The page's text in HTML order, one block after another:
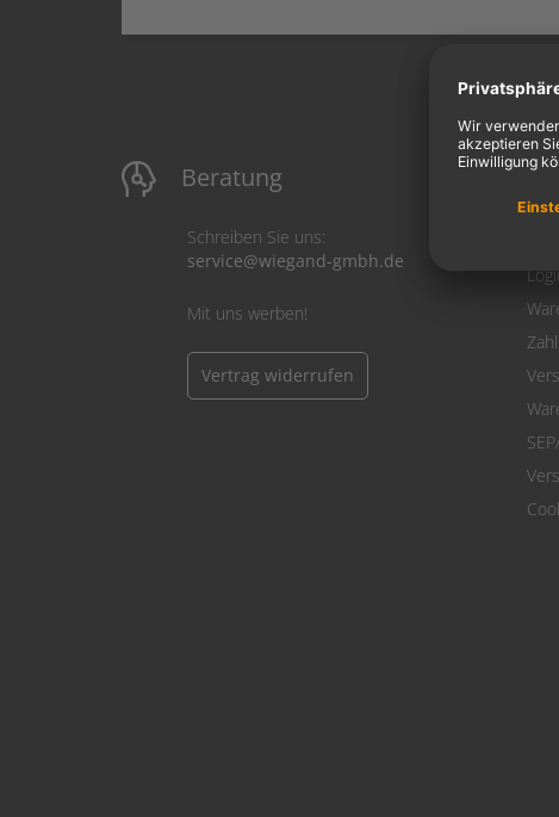
Beratung
Schreiben Sie uns:
service@wiegand-gmbh.de
Mit uns werben!
Vertrag widerrufen